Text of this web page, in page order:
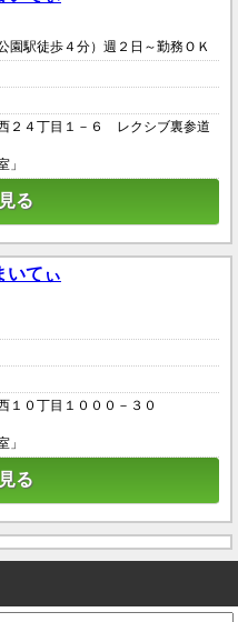
園駅徒歩４分）週２日～勤務ＯＫ
２４丁目１－６ レクシブ裏参道
」
る
いてぃ
１０丁目１０００－３０
」
る